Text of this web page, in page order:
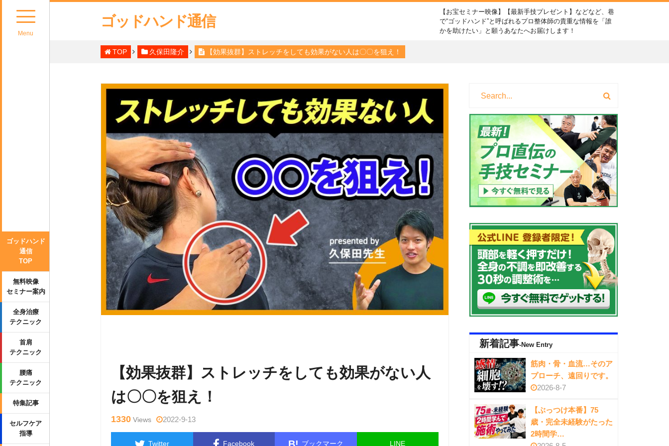
Menu
ゴッドハンド
通信
TOP
無料映像
セミナー案内
全身治療
テクニック
首肩
テクニック
腰痛
テクニック
特集記事
セルフケア
指導
ゴッドハンド通信
【お宝セミナー映像】【最新手技プレゼント】などなど、巷
で“ゴッドハンド”と呼ばれるプロ整体師の貴重な情報を「誰
かを助けたい」と願うあなたへお届けします！
TOP 久保田隆介 【効果抜群】ストレッチをしても効果がない人は〇〇を狙え！
【効果抜群】ストレッチをしても効果がない人
は〇〇を狙え！
1330 Views 2022-9-13
Twitter Facebook ブックマーク LINE
新着記事-New Entry
筋肉・骨・血流…そのア
プローチ、遠回りです。
2026-8-7
【ぶっつけ本番】75
歳・完全未経験がたった
2時間学…